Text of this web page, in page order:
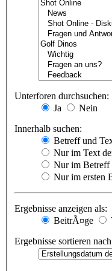
Unterforen durchsuchen:
Ja
Nein
Innerhalb suchen:
Betreff und
Nur im Text
Nur im Betreff
Nur im ersten
Ergebnisse anzeigen als:
BeitrÃ¤ge
Ergebnisse sortieren